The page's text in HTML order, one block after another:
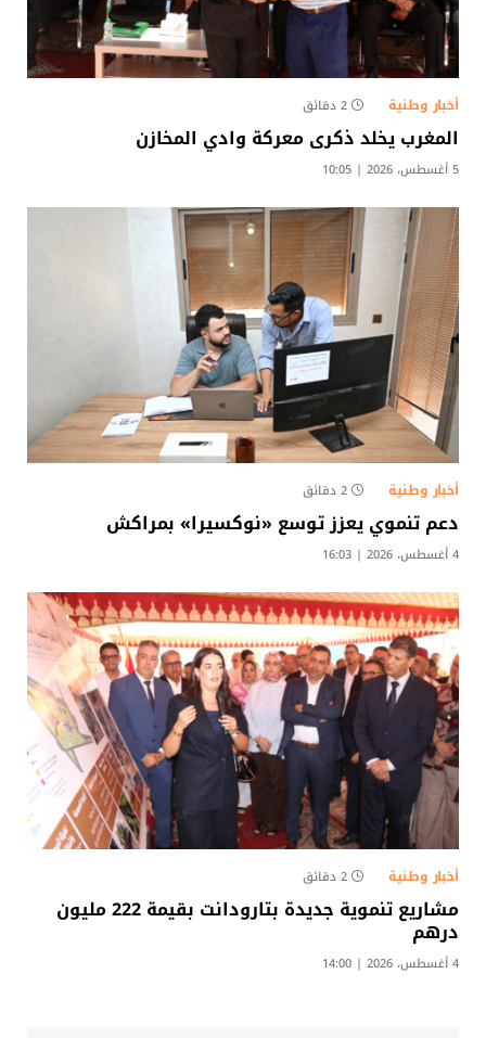
أخبار وطنية 2 دقائق
المغرب يخلد ذكرى معركة وادي المخازن
5 أغسطس، 2026 | 10:05
أخبار وطنية 2 دقائق
دعم تنموي يعزز توسع «نوكسيرا» بمراكش
4 أغسطس، 2026 | 16:03
أخبار وطنية 2 دقائق
مشاريع تنموية جديدة بتارودانت بقيمة 222 مليون
درهم
4 أغسطس، 2026 | 14:00